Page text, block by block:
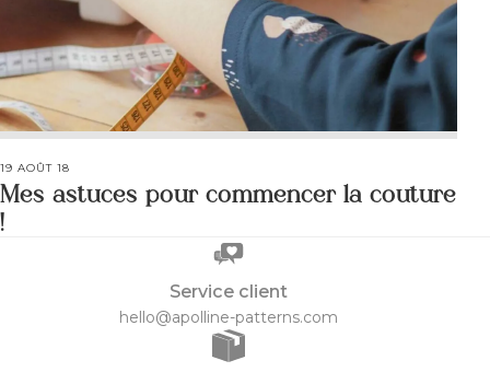
19 AOÛT 18
Mes astuces pour commencer la couture
!
Service client
hello@apolline-patterns.com